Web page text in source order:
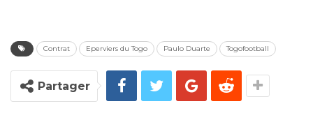
Contrat Eperviers du Togo Paulo Duarte Togofootball
Partager